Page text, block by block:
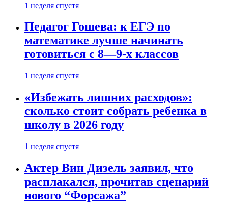
1 неделя спустя
Педагог Гошева: к ЕГЭ по
математике лучше начинать
готовиться с 8—9-х классов
1 неделя спустя
«Избежать лишних расходов»:
сколько стоит собрать ребенка в
школу в 2026 году
1 неделя спустя
Актер Вин Дизель заявил, что
расплакался, прочитав сценарий
нового “Форсажа”